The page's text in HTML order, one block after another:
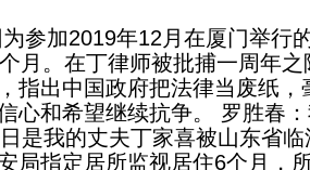
参加2019年12月在厦门举行
月。在丁律师被批捕一周年
指出中国政府把法律当废纸
心和希望继续抗争。 罗胜春
是我的丈夫丁家喜被山东省
局指定居所监视居住6个月，